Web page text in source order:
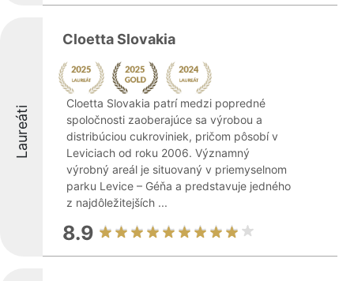
Laureáti
Cloetta Slovakia
Cloetta Slovakia patrí medzi popredné
spoločnosti zaoberajúce sa výrobou a
distribúciou cukroviniek, pričom pôsobí v
Leviciach od roku 2006. Významný
výrobný areál je situovaný v priemyselnom
parku Levice – Géňa a predstavuje jedného
z najdôležitejších ...
8.9